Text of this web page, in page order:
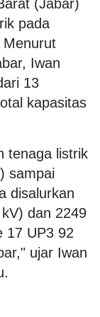
(Jabar)
pada
Menurut
Iwan
13
kapasitas
tenaga listrik
sampai
disalurkan
dan 2249
17 UP3 92
ujar Iwan